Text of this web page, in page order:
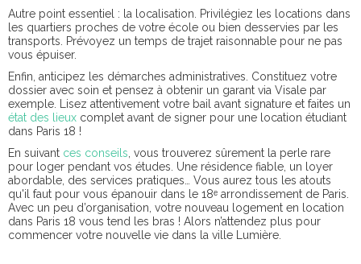
Autre point essentiel : la localisation. Privilégiez les locations dans
les quartiers proches de votre école ou bien desservies par les
transports. Prévoyez un temps de trajet raisonnable pour ne pas
vous épuiser.
Enfin, anticipez les démarches administratives. Constituez votre
dossier avec soin et pensez à obtenir un garant via Visale par
exemple. Lisez attentivement votre bail avant signature et faites un
état des lieux complet avant de signer pour une location étudiant
dans Paris 18 !
En suivant ces conseils , vous trouverez sûrement la perle rare
pour loger pendant vos études. Une résidence fiable, un loyer
abordable, des services pratiques… Vous aurez tous les atouts
qu'il faut pour vous épanouir dans le 18ᵉ arrondissement de Paris.
Avec un peu d’organisation, votre nouveau logement en location
dans Paris 18 vous tend les bras ! Alors n’attendez plus pour
commencer votre nouvelle vie dans la ville Lumière.